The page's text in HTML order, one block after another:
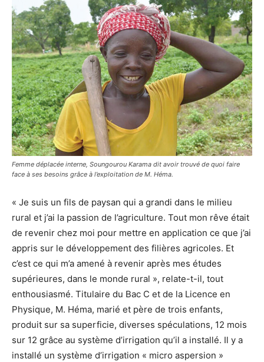
Femme déplacée interne, Soungourou Karama dit avoir trouvé de quoi faire
face à ses besoins grâce à l’exploitation de M. Héma.
« Je suis un fils de paysan qui a grandi dans le milieu
rural et j’ai la passion de l’agriculture. Tout mon rêve était
de revenir chez moi pour mettre en application ce que j’ai
appris sur le développement des filières agricoles. Et
c’est ce qui m’a amené à revenir après mes études
supérieures, dans le monde rural », relate-t-il, tout
enthousiasmé. Titulaire du Bac C et de la Licence en
Physique, M. Héma, marié et père de trois enfants,
produit sur sa superficie, diverses spéculations, 12 mois
sur 12 grâce au système d’irrigation qu’il a installé. Il y a
installé un système d’irrigation « micro aspersion »